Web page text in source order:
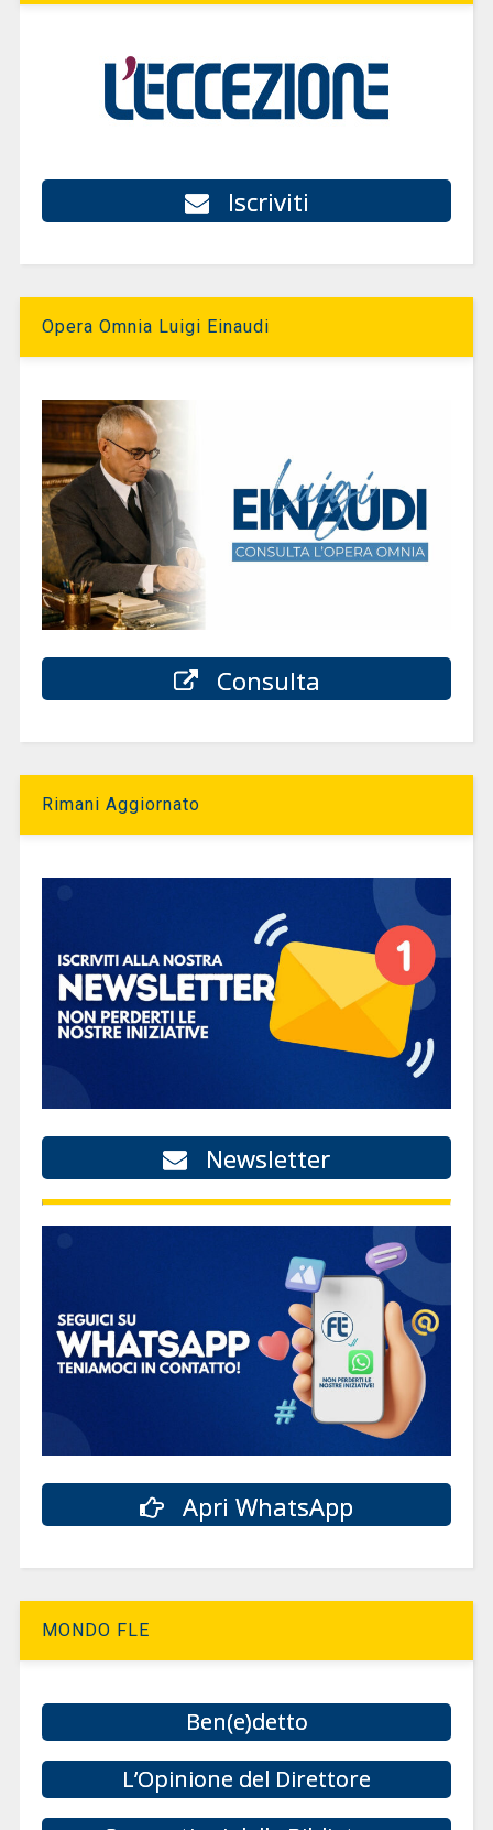
Iscriviti
Opera Omnia Luigi Einaudi
Consulta
Rimani Aggiornato
Newsletter
Apri WhatsApp
MONDO FLE
Ben(e)detto
L’Opinione del Direttore